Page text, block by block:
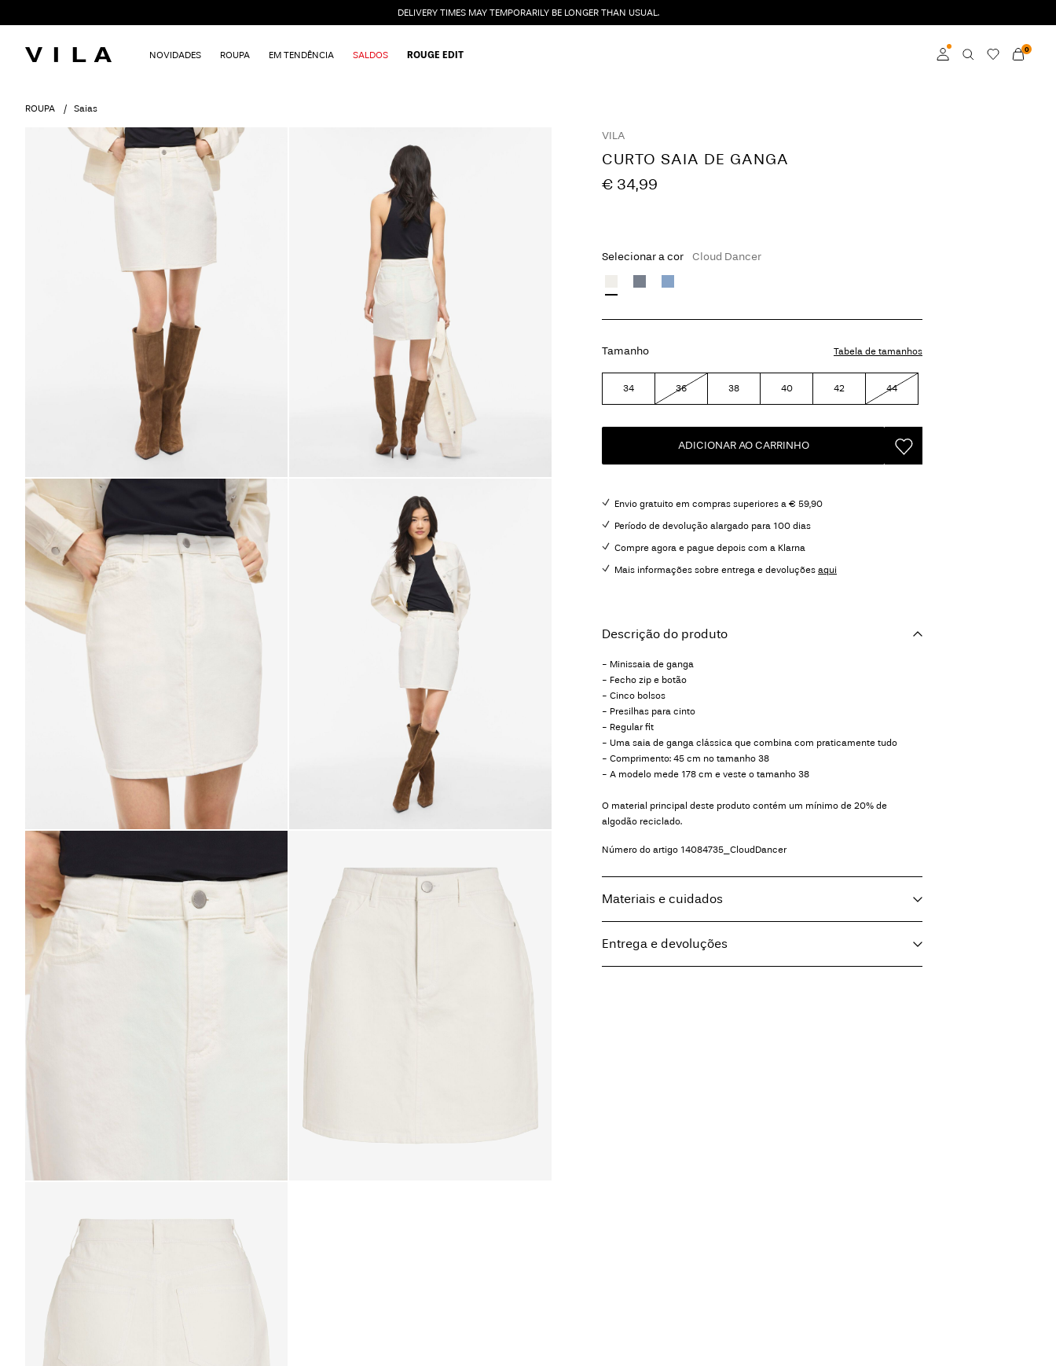
DELIVERY TIMES MAY TEMPORARILY BE LONGER THAN USUAL.
0
NOVIDADES ROUPA EM TENDÊNCIA SALDOS ROUGE EDIT
ROUPA Saias
VILA
CURTO SAIA DE GANGA
€ 34,99
Selecionar a cor Cloud Dancer
Tamanho Tabela de tamanhos
34 36 38 40 42 44
ADICIONAR AO CARRINHO
Envio gratuito em compras superiores a € 59,90
Período de devolução alargado para 100 dias
Compre agora e pague depois com a Klarna
Mais informações sobre entrega e devoluções aqui
Descrição do produto
- Minissaia de ganga
- Fecho zip e botão
- Cinco bolsos
- Presilhas para cinto
- Regular fit
- Uma saia de ganga clássica que combina com praticamente tudo
- Comprimento: 45 cm no tamanho 38
- A modelo mede 178 cm e veste o tamanho 38
O material principal deste produto contém um mínimo de 20% de
algodão reciclado.
Número do artigo 14084735_CloudDancer
Materiais e cuidados
Entrega e devoluções